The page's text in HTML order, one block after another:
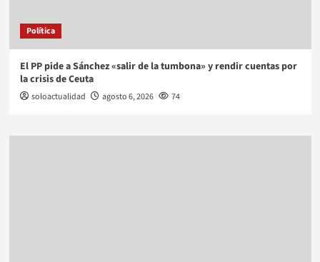
Política
El PP pide a Sánchez «salir de la tumbona» y rendir cuentas por
la crisis de Ceuta
soloactualidad agosto 6, 2026 74